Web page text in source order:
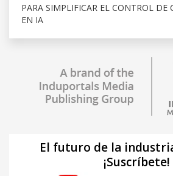
PARA SIMPLIFICAR EL CONTROL DE
EN IA
El futuro de la
¡Suscríbete!